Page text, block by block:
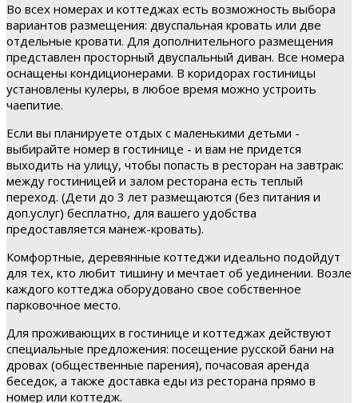
Во всех номерах и коттеджах есть возможность выбора
вариантов размещения: двуспальная кровать или две
отдельные кровати. Для дополнительного размещения
представлен просторный двуспальный диван. Все номера
оснащены кондиционерами. В коридорах гостиницы
установлены кулеры, в любое время можно устроить
чаепитие.
Если вы планируете отдых с маленькими детьми -
выбирайте номер в гостинице - и вам не придется
выходить на улицу, чтобы попасть в ресторан на завтрак:
между гостиницей и залом ресторана есть теплый
переход. (Дети до 3 лет размещаются (без питания и
доп.услуг) бесплатно, для вашего удобства
предоставляется манеж-кровать).
Комфортные, деревянные коттеджи идеально подойдут
для тех, кто любит тишину и мечтает об уединении. Возле
каждого коттеджа оборудовано свое собственное
парковочное место.
Для проживающих в гостинице и коттеджах действуют
специальные предложения: посещение русской бани на
дровах (общественные парения), почасовая аренда
беседок, а также доставка еды из ресторана прямо в
номер или коттедж.